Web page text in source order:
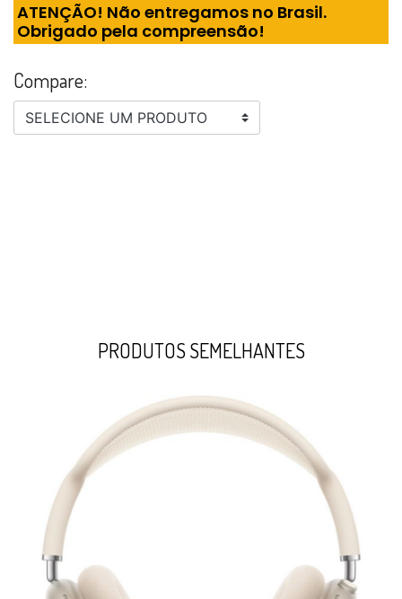
ATENÇÃO! Não entregamos no Brasil.
Obrigado pela compreensão!
Compare:
SELECIONE UM PRODUTO
PRODUTOS SEMELHANTES